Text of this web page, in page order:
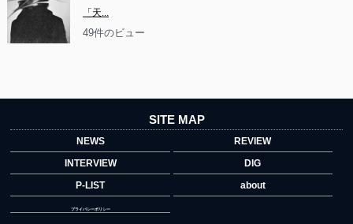
「天...
49件のビュー
SITE MAP
NEWS
REVIEW
INTERVIEW
DIG
P-LIST
about
プライバシーポリシー